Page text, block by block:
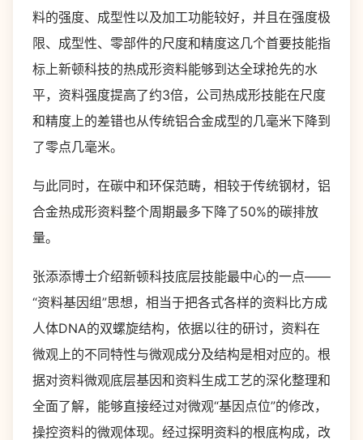
料的强度、成型性以及加工功能较好，并且在强度极
限、成型性、零部件的尺度和精度这几个首要技能指
标上新顿科技的热成形资料能够到达全球抢先的水
平，资料强度提高了约3倍，公司热成形技能在尺度
和精度上的差错也从传统铝合金成型的几毫米下降到
了零点几毫米。
与此同时，在碳中和环保范畴，相较于传统钢材，铝
合金热成形资料整个周期最多下降了50%的碳排放
量。
张添添博士介绍新顿科技底层技能最中心的一点——
“资料基因组”思想，相当于把各式各样的资料比方成
人体DNA的双螺旋结构，依据以往的研讨，资料在
微观上的不同特性与微观成分及结构是相对应的。根
据对资料微观底层基因和资料生成工艺的深化整理和
全面了解，能够直接经过对微观“基因点位”的修改，
操控资料的微观体现。经过探明资料的根底构成，改